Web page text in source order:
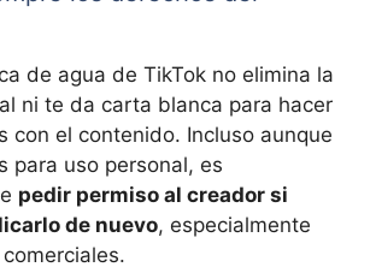
de agua de TikTok no elimina la
ni te da carta blanca para hacer
con el contenido. Incluso aunque
para uso personal, es
pedir permiso al creador si
de nuevo, especialmente